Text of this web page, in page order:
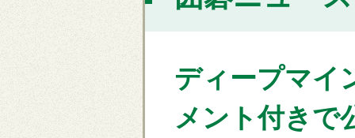
ディープマイ
メント付きで